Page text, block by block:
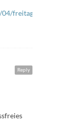
freitags-
Reply